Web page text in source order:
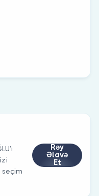
Rəy
Əlavə
Et